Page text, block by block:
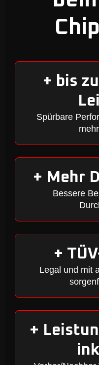
+ bis
Spürbare
+ Mehr
Bessere
+
Legal und mit
+